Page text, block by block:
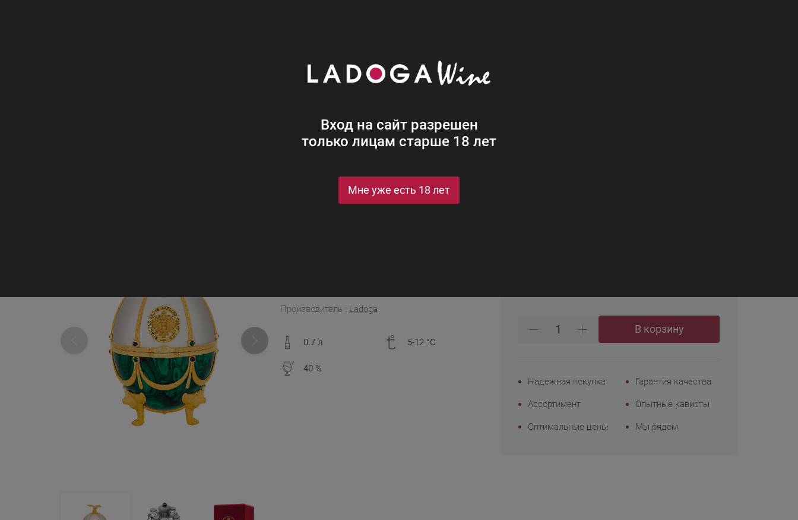
Вход на сайт разрешен
только лицам старше 18 лет
Мне уже есть 18 лет
Императорская коллекция Графин Яйцо (жемчуг-изумруд) в бархат.п/у
Imperial collection Pearl-Emerald (white-green) in velvet gift box
Производитель : Ladoga
0.7 л 5-12 °C
40 %
В корзину
Надежная покупка Гарантия качества
Ассортимент Опытные кависты
Оптимальные цены Мы рядом